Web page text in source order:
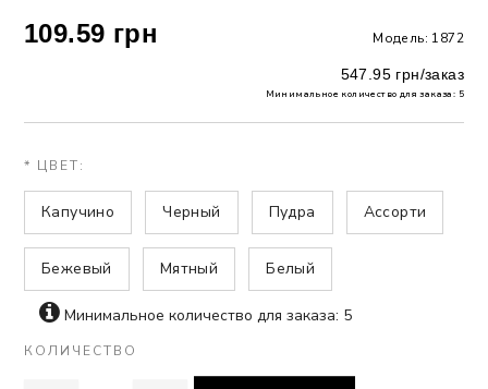
109.59 грн Модель: 1872
547.95 грн/заказ
Минимальное количество для заказа: 5
* ЦВЕТ:
Капучино Черный Пудра Ассорти
Бежевый Мятный Белый
Минимальное количество для заказа: 5
КОЛИЧЕСТВО